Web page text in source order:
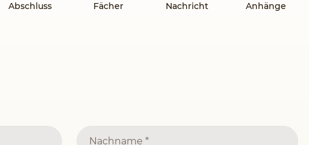
Abschluss Fächer Nachricht Anhänge